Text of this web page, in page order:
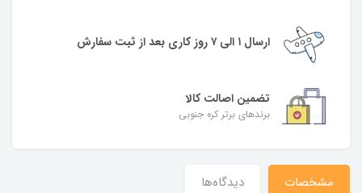
ارسال ۱ الی ۷ روز کاری بعد از ثبت سفارش
تضمین اصالت کالا
برندهای برتر کره جنوبی
مشخصات دیدگاه‌ها